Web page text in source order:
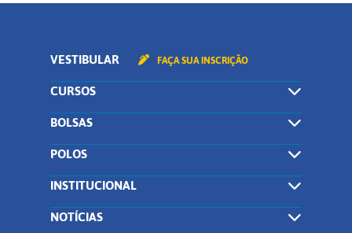
VESTIBULAR FAÇA SUA INSCRIÇÃO
CURSOS
BOLSAS
POLOS
INSTITUCIONAL
NOTÍCIAS